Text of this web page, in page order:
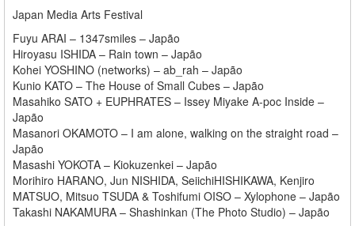
Japan Media Arts Festival
Fuyu ARAI – 1347smiles – Japão
Hiroyasu ISHIDA – Rain town – Japão
Kohei YOSHINO (networks) – ab_rah – Japão
Kunio KATO – The House of Small Cubes – Japão
Masahiko SATO + EUPHRATES – Issey Miyake A-poc Inside –
Japão
Masanori OKAMOTO – I am alone, walking on the straight road –
Japão
Masashi YOKOTA – Kiokuzenkei – Japão
Morihiro HARANO, Jun NISHIDA, SeiichiHISHIKAWA, Kenjiro
MATSUO, Mitsuo TSUDA & Toshifumi OISO – Xylophone – Japão
Takashi NAKAMURA – Shashinkan (The Photo Studio) – Japão